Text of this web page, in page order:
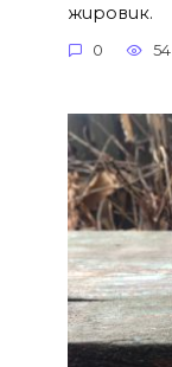
жuровuк.
0 54